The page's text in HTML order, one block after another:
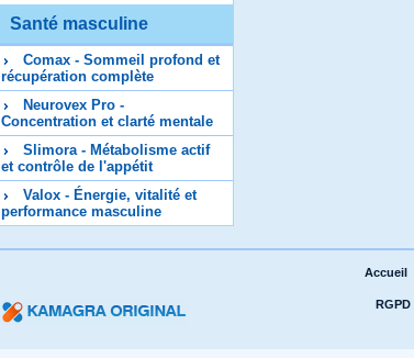
Santé masculine
Comax - Sommeil profond et
récupération complète
Neurovex Pro -
Concentration et clarté mentale
Slimora - Métabolisme actif
et contrôle de l'appétit
Valox - Énergie, vitalité et
performance masculine
Accueil
RGPD